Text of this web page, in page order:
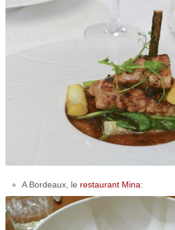
A Bordeaux, le restaurant Mina: